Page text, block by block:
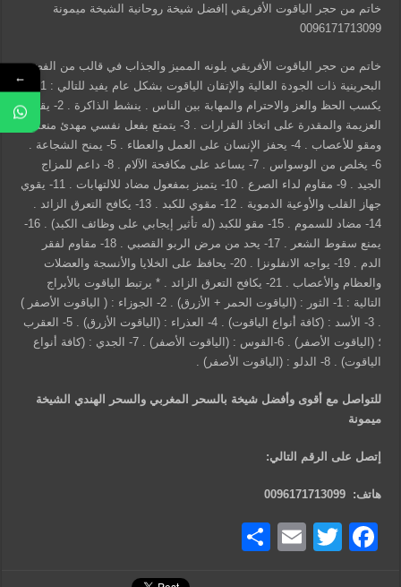
خاتم من حجر الياقوت الأفريقي |افضل شيخة روحانية الشيخة ميمونة
0096171713099
خاتم من حجر الياقوت الأفريقي بلونه المميز والجذاب في قالب من الفضة
يكسب الحظ والعز والاحترام والمهابة بين الناس . ينشط الذاكرة . 2- يقوي
العزيمة والمقدرة على اتخاذ القرارات . 3- يتمتع بفعل نفسي مهدئ منعش
ومقو للأعصاب . 4- يحفز اﻹنسان على العمل والعطاء . 5- يمنح الشجاعة .
6- يخلص من الوسواس . 7- يساعد على مكافحة اﻵﻻم . 8- داعم للمزاج
الجيد . 9- مقاوم لداء الصرع . 10- يتميز بمفعول مضاد للالتهابات . 11- يقوي
جهاز القلب واﻷوعية الدموية . 12- مقوي للكبد . 13- يكافح التعرق الزائد .
14- مضاد للسموم . 15- مقو للكبد (له تأثير إيجابي على وظائف الكبد) . 16-
يمنع سقوط الشعر . 17- يحد من مرض الربو القصبي . 18- مقاوم لفقر
الدم . 19- يواجه الانفلونزا . 20- يحافظ على الخلايا والأنسجة والعضلات
والعظام والأعصاب . 21- يكافح التعرق الزائد . * يرتبط الياقوت بالأبراج
التالية : 1- الثور : (الياقوت الحمر + الأزرق) . 2- الجوزاء : ( الياقوت الأصفر )
. 3- الأسد : (كافة أنواع الياقوت) . 4- العذراء : (الياقوت الأزرق) . 5- العقرب
؛ (الياقوت الأصفر) . 6-القوس : (الياقوت الأصفر) . 7- الجدي : (كافة أنواع
الياقوت) . 8- الدلو : (الياقوت الأصفر) .
للتواصل مع أقوى وأفضل شيخة بالسحر المغربي والسحر الهندي الشيخة
ميمونة
إتصل على الرقم التالي:
هاتف: 0096171713099
Facebook
Twitter
Email
←